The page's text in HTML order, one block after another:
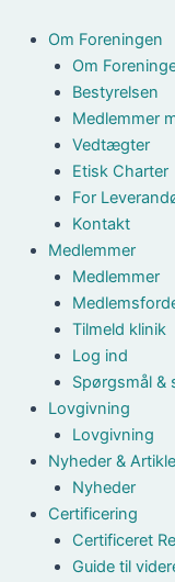
indholdet
Om Foreningen
Om
Bestyrelsen
Medlemmer
Vedtægter
Etisk Charter
For
Kontakt
Medlemmer
Medlemmer
Tilmeld klinik
Log ind
Spørgsmål &
Lovgivning
Lovgivning
Nyheder &
Nyheder
Certificering
Certificeret
Guide til